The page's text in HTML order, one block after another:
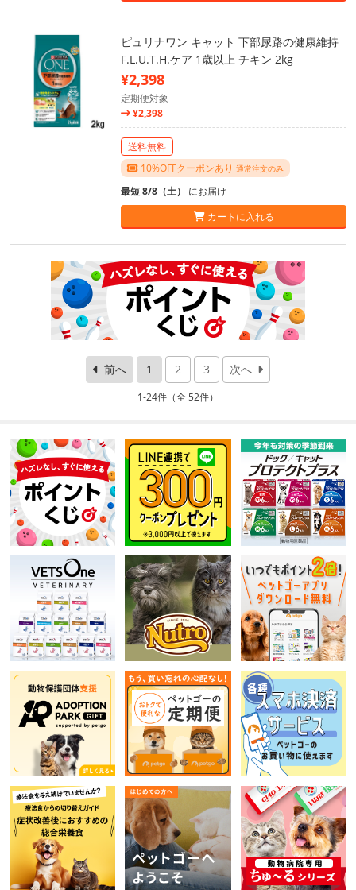
ピュリナワン キャット 下部尿路の健康維持
F.L.U.T.H.ケア 1歳以上 チキン 2kg
¥2,398
定期便対象
¥2,398
送料無料
10%OFFクーポンあり 通常注文のみ
最短 8/8（土） にお届け
カートに入れる
前へ 1 2 3 次へ
1-24件（全 52件）